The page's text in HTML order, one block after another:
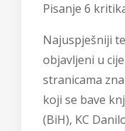
Pisanje 6
Najuspješniji
objavljeni u
stranicama
koji se bave
(BiH), KC